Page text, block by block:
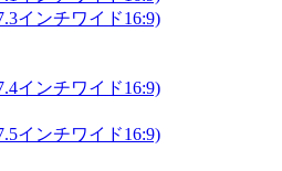
インチワイド16:9)
インチワイド16:9)
インチワイド16:9)